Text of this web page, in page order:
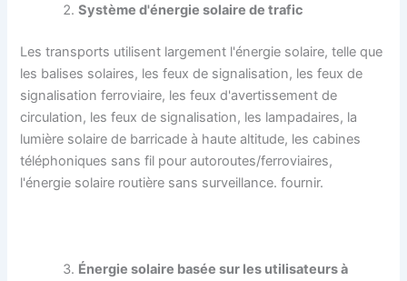
Système d'énergie solaire de trafic
Les transports utilisent largement l'énergie solaire, telle que
les balises solaires, les feux de signalisation, les feux de
signalisation ferroviaire, les feux d'avertissement de
circulation, les feux de signalisation, les lampadaires, la
lumière solaire de barricade à haute altitude, les cabines
téléphoniques sans fil pour autoroutes/ferroviaires,
l'énergie solaire routière sans surveillance. fournir.
Énergie solaire basée sur les utilisateurs à